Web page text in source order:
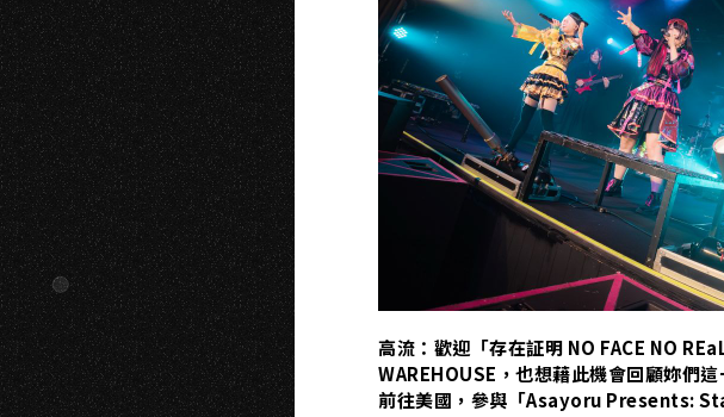
高流：歡迎「存在証明 NO FACE NO
WAREHOUSE，也想藉此機會回顧妳們
前往美國，參與「Asayoru Presents: